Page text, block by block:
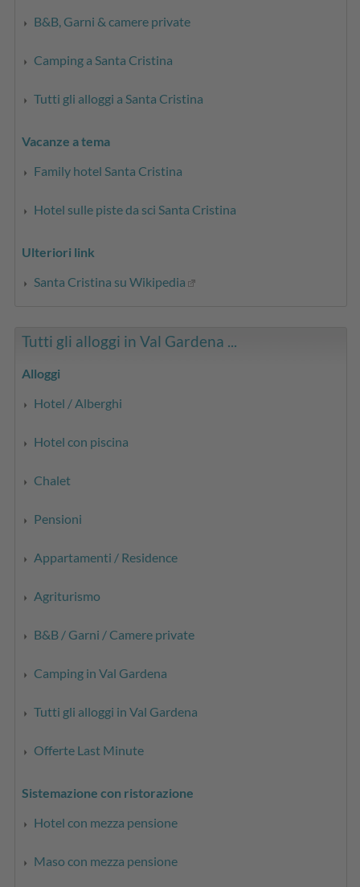
B&B, Garni & camere private
Camping a Santa Cristina
Tutti gli alloggi a Santa Cristina
Vacanze a tema
Family hotel Santa Cristina
Hotel sulle piste da sci Santa Cristina
Ulteriori link
Santa Cristina su Wikipedia
Tutti gli alloggi in Val Gardena ...
Alloggi
Hotel / Alberghi
Hotel con piscina
Chalet
Pensioni
Appartamenti / Residence
Agriturismo
B&B / Garni / Camere private
Camping in Val Gardena
Tutti gli alloggi in Val Gardena
Offerte Last Minute
Sistemazione con ristorazione
Hotel con mezza pensione
Maso con mezza pensione